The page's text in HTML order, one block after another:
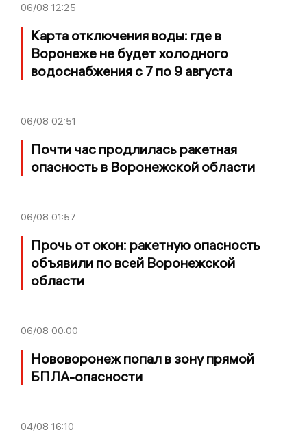
06/08 12:25
Карта отключения воды: где в
Воронеже не будет холодного
водоснабжения с 7 по 9 августа
06/08 02:51
Почти час продлилась ракетная
опасность в Воронежской области
06/08 01:57
Прочь от окон: ракетную опасность
объявили по всей Воронежской
области
06/08 00:00
Нововоронеж попал в зону прямой
БПЛА-опасности
04/08 16:10